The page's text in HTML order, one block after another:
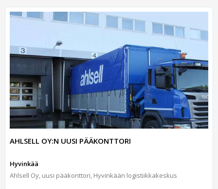
AHLSELL OY:N UUSI PÄÄKONTTORI
Hyvinkää
Ahlsell Oy, uusi pääkonttori, Hyvinkään logistiikkakeskus